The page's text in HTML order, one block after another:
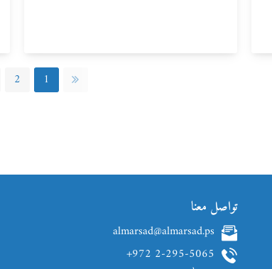
1
2
تواصل معنا
almarsad@almarsad.ps
+972 2-295-5065